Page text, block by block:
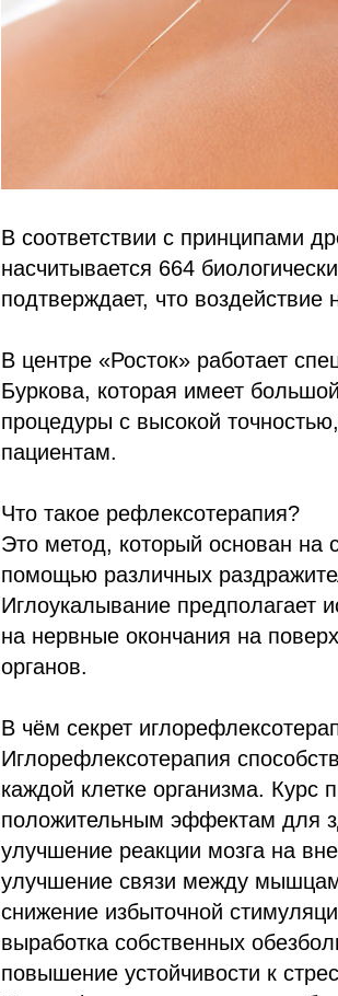
В соответствии с принципами
насчитывается 664
подтверждает, что
В центре «Росток» работает
Буркова, которая имеет
процедуры с высокой
пациентам.
Что такое рефлексотерапия?
Это метод, который основан на
помощью различных
Иглоукалывание предполагает
на нервные окончания на
органов.
В чём секрет
Иглорефлексотерапия
каждой клетке организма.
положительным эффектам для
улучшение реакции мозга на
улучшение связи между
снижение избыточной
выработка собственных
повышение устойчивости к